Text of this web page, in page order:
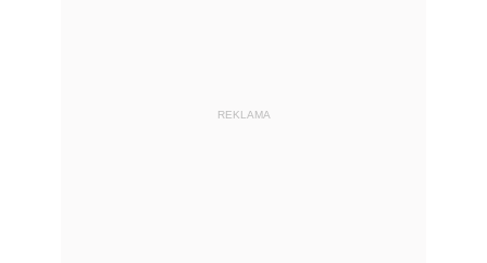
REKLAMA